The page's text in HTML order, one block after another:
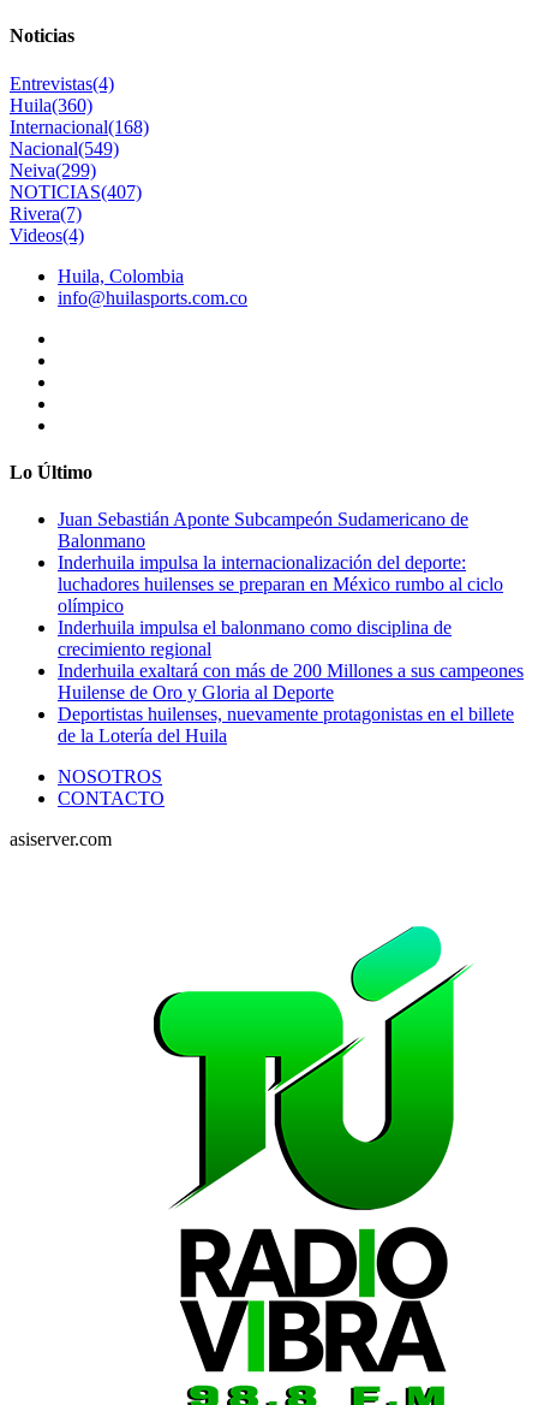
Noticias
Entrevistas(4)
Huila(360)
Internacional(168)
Nacional(549)
Neiva(299)
NOTICIAS(407)
Rivera(7)
Videos(4)
Huila, Colombia
info@huilasports.com.co
Lo Último
Juan Sebastián Aponte Subcampeón Sudamericano de
Balonmano
Inderhuila impulsa la internacionalización del deporte:
luchadores huilenses se preparan en México rumbo al ciclo
olímpico
Inderhuila impulsa el balonmano como disciplina de
crecimiento regional
Inderhuila exaltará con más de 200 Millones a sus campeones
Huilense de Oro y Gloria al Deporte
Deportistas huilenses, nuevamente protagonistas en el billete
de la Lotería del Huila
NOSOTROS
CONTACTO
asiserver.com